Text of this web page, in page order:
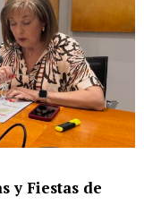
y Fiestas de